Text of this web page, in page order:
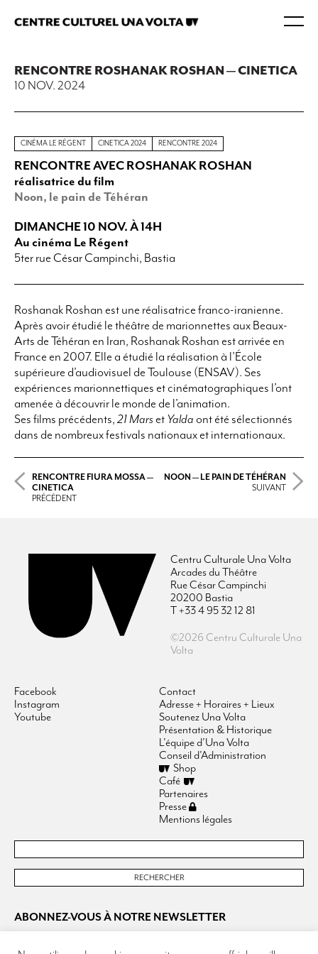
RENCONTRE ROSHANAK ROSHAN — CINETICA
10 NOV. 2024
CINÉMA LE RÉGENT CINETICA 2024 RENCONTRE 2024
RENCONTRE AVEC ROSHANAK ROSHAN
réalisatrice du film
Noon, le pain de Téhéran
DIMANCHE 10 NOV. À 14H
Au cinéma Le Régent
5ter rue César Campinchi, Bastia
Roshanak Roshan est une réalisatrice franco-iranienne.
Après avoir étudié le théâtre de marionnettes aux Beaux-
Arts de Téhéran en Iran, Roshanak Roshan est arrivée en
France en 2007. Elle a étudié la réalisation à l’École
supérieure d’audiovisuel de Toulouse (ENSAV). Ses
expériences marionnettiques et cinématographiques l’ont
amenée à découvrir le monde de l’animation.
Ses films précédents, 21 Mars et Yalda ont été sélectionnés
dans de nombreux festivals nationaux et internationaux.
RENCONTRE FIURA MOSSA —
CINETICA
PRÉCÉDENT
NOON — LE PAIN DE TÉHÉRAN
SUIVANT
Centru Culturale Una Volta
Arcades du Théâtre
Rue César Campinchi
20200 Bastia
T +33 4 95 32 12 81
©2026 Centru Culturale Una
Volta
Facebook
Instagram
Youtube
Contact
Adresse + Horaires + Lieux
Soutenez Una Volta
Présentation & Historique
L’équipe d’Una Volta
Conseil d’Administration
Shop
Café
Partenaires
Presse
Mentions légales
ABONNEZ-VOUS À NOTRE NEWSLETTER